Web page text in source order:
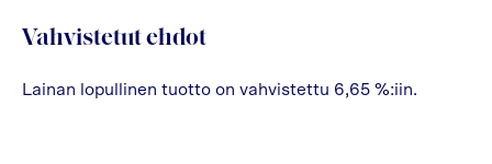
Vahvistetut ehdot
Lainan lopullinen tuotto on vahvistettu 6,65 %:iin.